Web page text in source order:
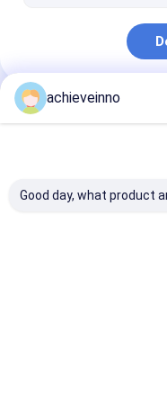
Kategorilerimiz
achieveinno
Good day, what product